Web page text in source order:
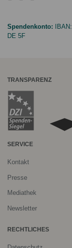
Spendenkonto: IBAN:
DE 5F
TRANSPARENZ
SERVICE
Kontakt
Presse
Mediathek
Newsletter
RECHTLICHES